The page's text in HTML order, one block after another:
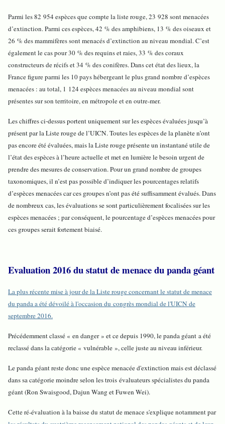
Parmi les 82 954 espèces que compte la liste rouge, 23 928 sont menacées
d’extinction. Parmi ces espèces, 42 % des amphibiens, 13 % des oiseaux et
26 % des mammifères sont menacés d’extinction au niveau mondial. C’est
également le cas pour 30 % des requins et raies, 33 % des coraux
constructeurs de récifs et 34 % des conifères. Dans cet état des lieux, la
France figure parmi les 10 pays hébergeant le plus grand nombre d’espèces
menacées : au total, 1 124 espèces menacées au niveau mondial sont
présentes sur son territoire, en métropole et en outre-mer.
Les chiffres ci-dessus portent uniquement sur les espèces évaluées jusqu’à
présent par la Liste rouge de l’UICN. Toutes les espèces de la planète n’ont
pas encore été évaluées, mais la Liste rouge présente un instantané utile de
l’état des espèces à l’heure actuelle et met en lumière le besoin urgent de
prendre des mesures de conservation. Pour un grand nombre de groupes
taxonomiques, il n’est pas possible d’indiquer les pourcentages relatifs
d’espèces menacées car ces groupes n’ont pas été suffisamment évalués. Dans
de nombreux cas, les évaluations se sont particulièrement focalisées sur les
espèces menacées ; par conséquent, le pourcentage d’espèces menacées pour
ces groupes serait fortement biaisé.
Evaluation 2016 du statut de menace du panda géant
La plus récente mise à jour de la Liste rouge concernant le statut de menace
du panda a été dévoilé à l'occasion du congrès mondial de l'UICN de
septembre 2016.
Précédemment classé « en danger » et ce depuis 1990, le panda géant a été
reclassé dans la catégorie « vulnérable », celle juste au niveau inférieur.
Le panda géant reste donc une espèce menacée d'extinction mais est déclassé
dans sa catégorie moindre selon les trois évaluateurs spécialistes du panda
géant (Ron Swaisgood, Dajun Wang et Fuwen Wei).
Cette ré-évaluation à la baisse du statut de menace s'explique notamment par